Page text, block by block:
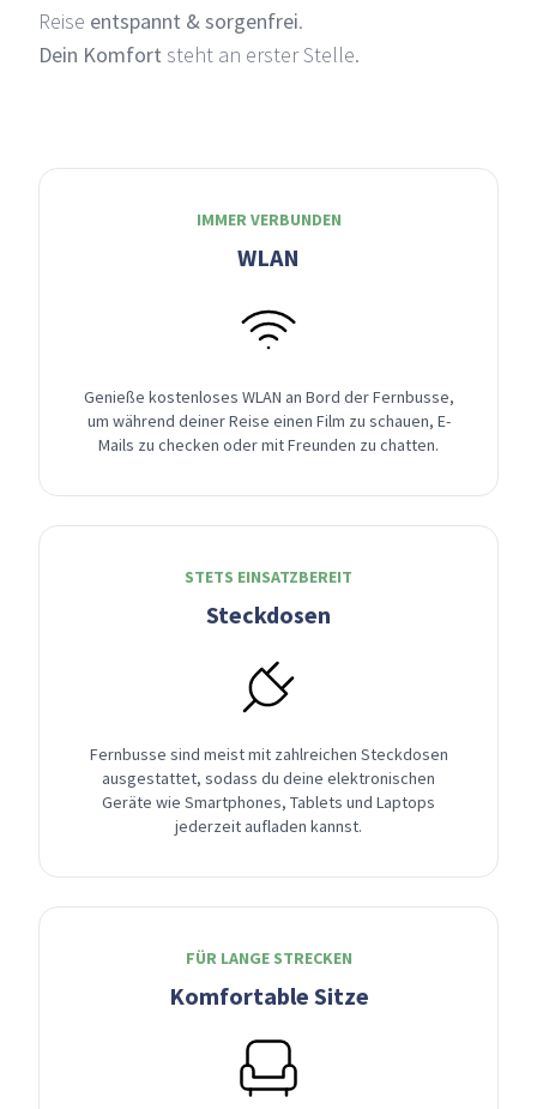
Reise entspannt & sorgenfrei.
Dein Komfort steht an erster Stelle.
IMMER VERBUNDEN
WLAN
Genieße kostenloses WLAN an Bord der Fernbusse,
um während deiner Reise einen Film zu schauen, E-
Mails zu checken oder mit Freunden zu chatten.
STETS EINSATZBEREIT
Steckdosen
Fernbusse sind meist mit zahlreichen Steckdosen
ausgestattet, sodass du deine elektronischen
Geräte wie Smartphones, Tablets und Laptops
jederzeit aufladen kannst.
FÜR LANGE STRECKEN
Komfortable Sitze